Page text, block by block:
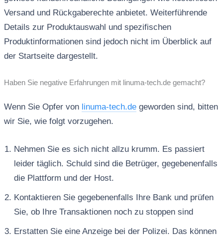
Versand und Rückgaberechte anbietet. Weiterführende
Details zur Produktauswahl und spezifischen
Produktinformationen sind jedoch nicht im Überblick auf
der Startseite dargestellt.
Haben Sie negative Erfahrungen mit linuma-tech.de gemacht?
Wenn Sie Opfer von linuma-tech.degeworden sind, bitten
wir Sie, wie folgt vorzugehen.
Nehmen Sie es sich nicht allzu krumm. Es passiert
leider täglich. Schuld sind die Betrüger, gegebenenfalls
die Plattform und der Host.
Kontaktieren Sie gegebenenfalls Ihre Bank und prüfen
Sie, ob Ihre Transaktionen noch zu stoppen sind
Erstatten Sie eine Anzeige bei der Polizei. Das können